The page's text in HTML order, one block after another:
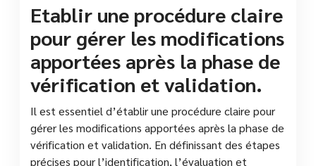
Etablir une procédure claire
pour gérer les modifications
apportées après la phase de
vérification et validation.
Il est essentiel d’établir une procédure claire pour
gérer les modifications apportées après la phase de
vérification et validation. En définissant des étapes
précises pour l’identification, l’évaluation et